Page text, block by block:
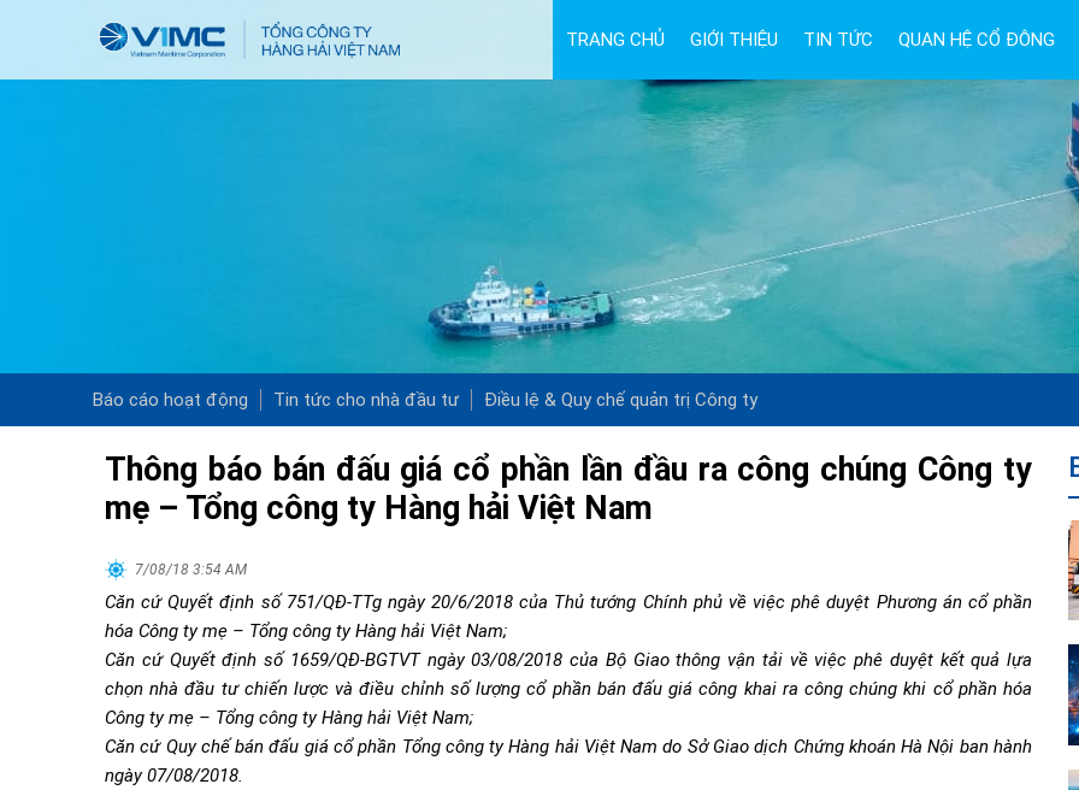
TRANG CHỦ GIỚI THIỆU TIN TỨC QUAN HỆ CỔ ĐÔNG
Báo cáo hoạt động Tin tức cho nhà đầu tư Điều lệ & Quy chế quản trị Công ty
Thông báo bán đấu giá cổ phần lần đầu ra công chúng Công ty
mẹ – Tổng công ty Hàng hải Việt Nam
7/08/18 3:54 AM
Căn cứ Quyết định số 751/QĐ-TTg ngày 20/6/2018 của Thủ tướng Chính phủ về việc phê duyệt Phương án cổ phần
hóa Công ty mẹ – Tổng công ty Hàng hải Việt Nam;
Căn cứ Quyết định số 1659/QĐ-BGTVT ngày 03/08/2018 của Bộ Giao thông vận tải về việc phê duyệt kết quả lựa
chọn nhà đầu tư chiến lược và điều chỉnh số lượng cổ phần bán đấu giá công khai ra công chúng khi cổ phần hóa
Công ty mẹ – Tổng công ty Hàng hải Việt Nam;
Căn cứ Quy chế bán đấu giá cổ phần Tổng công ty Hàng hải Việt Nam do Sở Giao dịch Chứng khoán Hà Nội ban hành
ngày 07/08/2018.